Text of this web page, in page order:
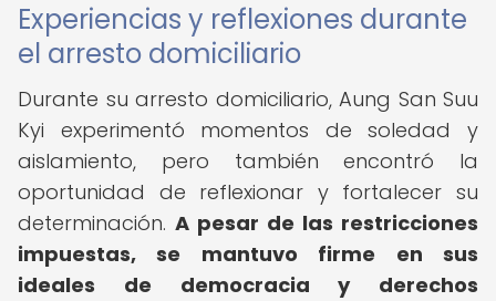
Experiencias y reflexiones durante
el arresto domiciliario
Durante su arresto domiciliario, Aung San Suu
Kyi experimentó momentos de soledad y
aislamiento, pero también encontró la
oportunidad de reflexionar y fortalecer su
determinación. A pesar de las restricciones
impuestas, se mantuvo firme en sus
ideales de democracia y derechos